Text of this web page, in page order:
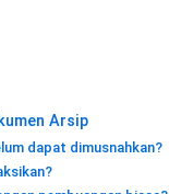
Arsip
dapat dimusnahkan?